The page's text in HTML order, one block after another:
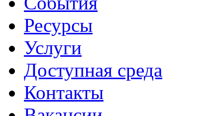
Ресурсы
Услуги
Доступная среда
Контакты